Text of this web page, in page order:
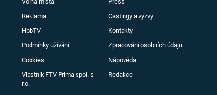
Volná místa Press
Reklama Castingy a výzvy
HbbTV Kontakty
Podmínky užívání Zpracování osobních údajů
Cookies Nápověda
Vlastník FTV Prima spol. s
r.o.
Redakce